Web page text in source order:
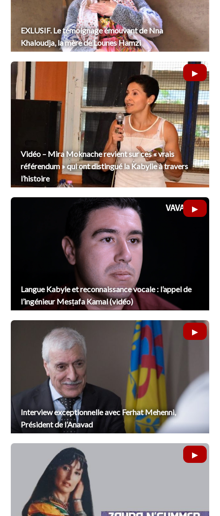
EXLUSIF. Le témoignage émouvant de Nna
Khaloudja, la mère de Lounes Hamzi
Vidéo – Mira Moknache revient sur ces « vrais
référendum » qui ont distingué la Kabylie à travers
l’histoire
Langue Kabyle et reconnaissance vocale : l’appel de
l’ingénieur Mesṭafa Kamal (vidéo)
Interview exceptionnelle avec Ferhat Mehenni,
Président de l’Anavad